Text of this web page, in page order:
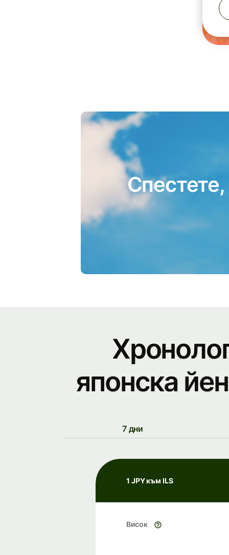
японска
7 дни
1 JPY към ILS
Висок